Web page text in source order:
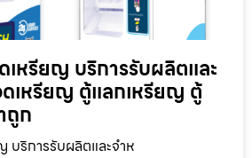
หรียญ บริการรับผลิตและ
เหรียญ ตู้แลกเหรียญ ตู้
ถูก
บริการรับผลิตและจำห